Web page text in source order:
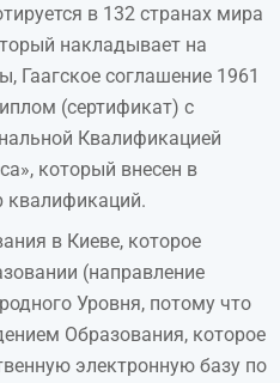
в 132 странах мира
накладывает на
соглашение 1961
(сертификат) с
Квалификацией
который внесен в
квалификаций.
в Киеве, которое
(направление
Уровня, потому что
Образования, которое
электронную базу по